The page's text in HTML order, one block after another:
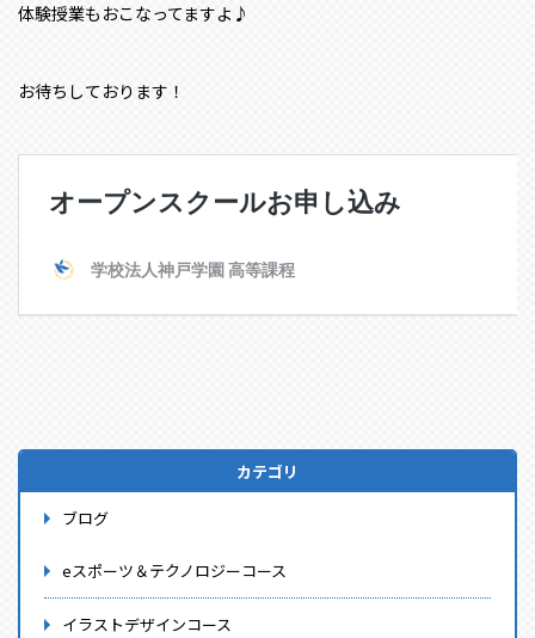
体験授業もおこなってますよ♪
お待ちしております！
カテゴリ
ブログ
eスポーツ＆テクノロジーコース
イラストデザインコース